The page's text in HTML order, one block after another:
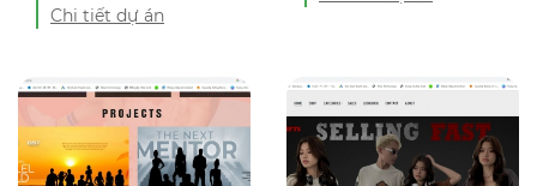
Chi tiết dự án